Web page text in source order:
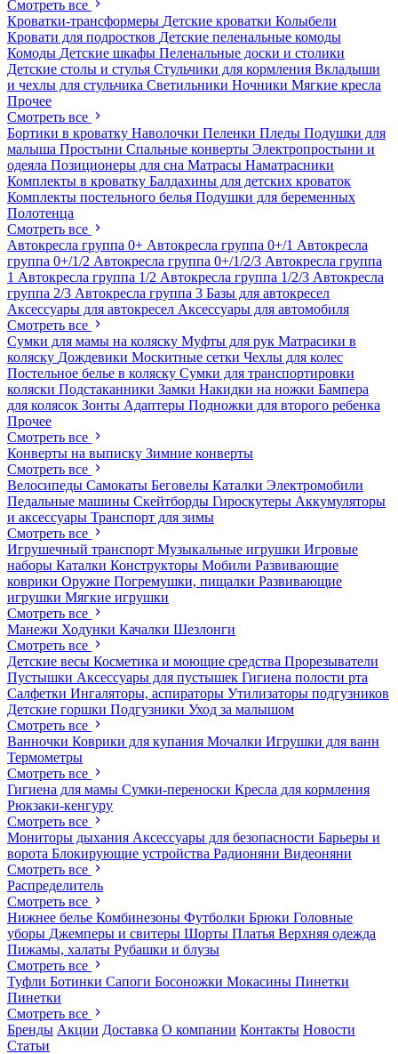
Смотреть все
Кроватки-трансформеры Детские кроватки Колыбели
Кровати для подростков Детские пеленальные комоды
Комоды Детские шкафы Пеленальные доски и столики
Детские столы и стулья Стульчики для кормления Вкладыши
и чехлы для стульчика Светильники Ночники Мягкие кресла
Прочее
Смотреть все
Бортики в кроватку Наволочки Пеленки Пледы Подушки для
малыша Простыни Спальные конверты Электропростыни и
одеяла Позиционеры для сна Матрасы Наматрасники
Комплекты в кроватку Балдахины для детских кроваток
Комплекты постельного белья Подушки для беременных
Полотенца
Смотреть все
Автокресла группа 0+ Автокресла группа 0+/1 Автокресла
группа 0+/1/2 Автокресла группа 0+/1/2/3 Автокресла группа
1 Автокресла группа 1/2 Автокресла группа 1/2/3 Автокресла
группа 2/3 Автокресла группа 3 Базы для автокресел
Аксессуары для автокресел Аксессуары для автомобиля
Смотреть все
Сумки для мамы на коляску Муфты для рук Матрасики в
коляску Дождевики Москитные сетки Чехлы для колес
Постельное белье в коляску Сумки для транспортировки
коляски Подстаканники Замки Накидки на ножки Бампера
для колясок Зонты Адаптеры Подножки для второго ребенка
Прочее
Смотреть все
Конверты на выписку Зимние конверты
Смотреть все
Велосипеды Самокаты Беговелы Каталки Электромобили
Педальные машины Скейтборды Гироскутеры Аккумуляторы
и аксессуары Транспорт для зимы
Смотреть все
Игрушечный транспорт Музыкальные игрушки Игровые
наборы Каталки Конструкторы Мобили Развивающие
коврики Оружие Погремушки, пищалки Развивающие
игрушки Мягкие игрушки
Смотреть все
Манежи Ходунки Качалки Шезлонги
Смотреть все
Детские весы Косметика и моющие средства Прорезыватели
Пустышки Аксессуары для пустышек Гигиена полости рта
Салфетки Ингаляторы, аспираторы Утилизаторы подгузников
Детские горшки Подгузники Уход за малышом
Смотреть все
Ванночки Коврики для купания Мочалки Игрушки для ванн
Термометры
Смотреть все
Гигиена для мамы Сумки-переноски Кресла для кормления
Рюкзаки-кенгуру
Смотреть все
Мониторы дыхания Аксессуары для безопасности Барьеры и
ворота Блокирующие устройства Радионяни Видеоняни
Смотреть все
Распределитель
Смотреть все
Нижнее белье Комбинезоны Футболки Брюки Головные
уборы Джемперы и свитеры Шорты Платья Верхняя одежда
Пижамы, халаты Рубашки и блузы
Смотреть все
Туфли Ботинки Сапоги Босоножки Мокасины Пинетки
Пинетки
Смотреть все
Бренды Акции Доставка О компании Контакты Новости
Статьи